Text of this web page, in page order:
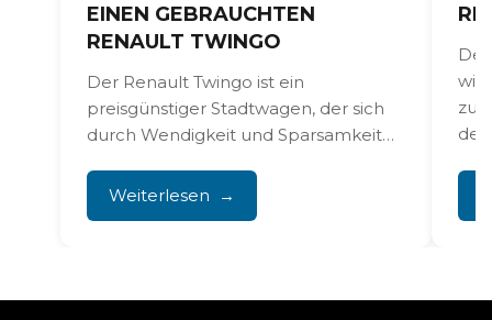
EINEN GEBRAUCHTEN
RENAULT TWINGO
Der Renault Twingo ist ein
preisgünstiger Stadtwagen, der sich
durch Wendigkeit und Sparsamkeit
Fallstricke kennt, auf...
Weiterlesen
zu